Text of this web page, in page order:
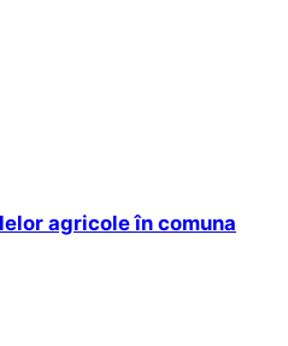
agricole în comuna